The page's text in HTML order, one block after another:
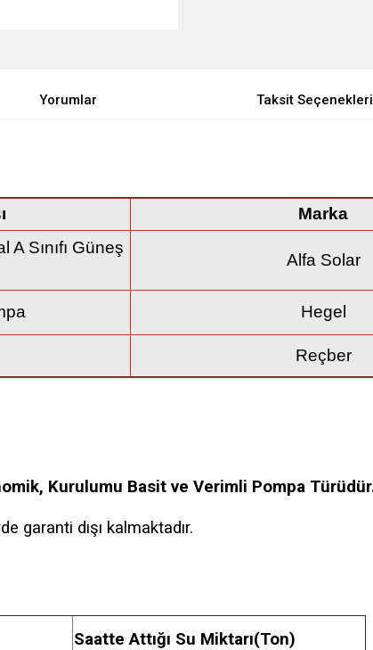
Yorumlar Taksit Seçenekleri
Marka
Sınıfı Güneş
Alfa Solar
Hegel
Reçber
Kurulumu Basit ve Verimli Pompa
garanti dışı kalmaktadır.
Saatte Attığı Su Miktarı(Ton)